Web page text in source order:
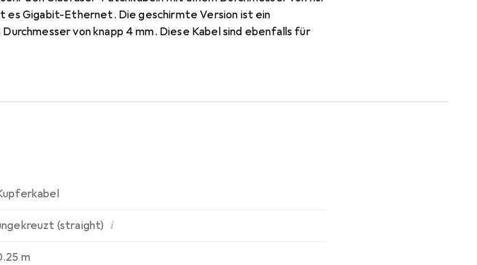
es Gigabit-Ethernet. Die geschirmte Version ist ein
von knapp 4 mm. Diese Kabel sind ebenfalls für
(straight) i
m